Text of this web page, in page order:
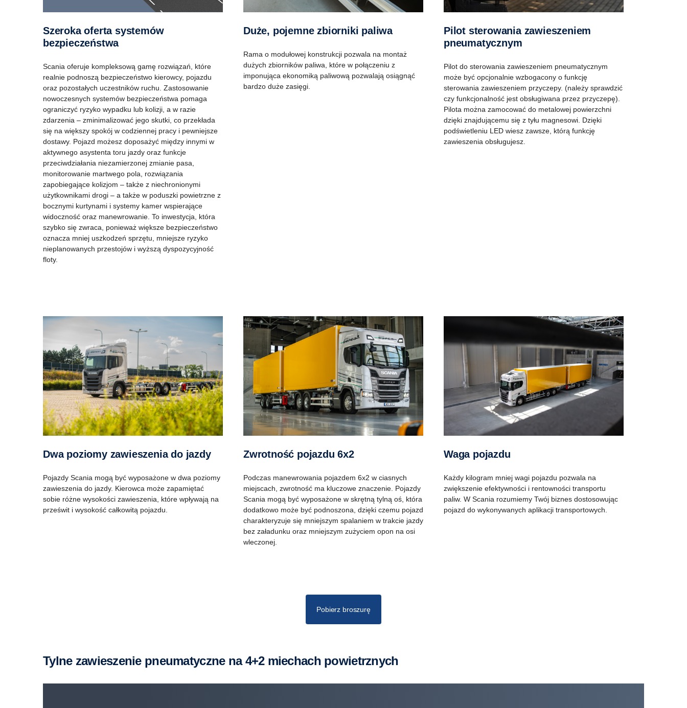
Szeroka oferta systemów
bezpieczeństwa
Scania oferuje kompleksową gamę rozwiązań, które
realnie podnoszą bezpieczeństwo kierowcy, pojazdu
oraz pozostałych uczestników ruchu. Zastosowanie
nowoczesnych systemów bezpieczeństwa pomaga
ograniczyć ryzyko wypadku lub kolizji, a w razie
zdarzenia – zminimalizować jego skutki, co przekłada
się na większy spokój w codziennej pracy i pewniejsze
dostawy. Pojazd możesz doposażyć między innymi w
aktywnego asystenta toru jazdy oraz funkcje
przeciwdziałania niezamierzonej zmianie pasa,
monitorowanie martwego pola, rozwiązania
zapobiegające kolizjom – także z niechronionymi
użytkownikami drogi – a także w poduszki powietrzne z
bocznymi kurtynami i systemy kamer wspierające
widoczność oraz manewrowanie. To inwestycja, która
szybko się zwraca, ponieważ większe bezpieczeństwo
oznacza mniej uszkodzeń sprzętu, mniejsze ryzyko
nieplanowanych przestojów i wyższą dyspozycyjność
floty.
Duże, pojemne zbiorniki paliwa
Rama o modułowej konstrukcji pozwala na montaż
dużych zbiorników paliwa, które w połączeniu z
imponująca ekonomiką paliwową pozwalają osiągnąć
bardzo duże zasięgi.
Pilot sterowania zawieszeniem
pneumatycznym
Pilot do sterowania zawieszeniem pneumatycznym
może być opcjonalnie wzbogacony o funkcję
sterowania zawieszeniem przyczepy. (należy sprawdzić
czy funkcjonalność jest obsługiwana przez przyczepę).
Pilota można zamocować do metalowej powierzchni
dzięki znajdującemu się z tyłu magnesowi. Dzięki
podświetleniu LED wiesz zawsze, którą funkcję
zawieszenia obsługujesz.
Dwa poziomy zawieszenia do jazdy
Pojazdy Scania mogą być wyposażone w dwa poziomy
zawieszenia do jazdy. Kierowca może zapamiętać
sobie różne wysokości zawieszenia, które wpływają na
prześwit i wysokość całkowitą pojazdu.
Zwrotność pojazdu 6x2
Podczas manewrowania pojazdem 6x2 w ciasnych
miejscach, zwrotność ma kluczowe znaczenie. Pojazdy
Scania mogą być wyposażone w skrętną tylną oś, która
dodatkowo może być podnoszona, dzięki czemu pojazd
charakteryzuje się mniejszym spalaniem w trakcie jazdy
bez załadunku oraz mniejszym zużyciem opon na osi
wleczonej.
Waga pojazdu
Każdy kilogram mniej wagi pojazdu pozwala na
zwiększenie efektywności i rentowności transportu
paliw. W Scania rozumiemy Twój biznes dostosowując
pojazd do wykonywanych aplikacji transportowych.
Pobierz broszurę
Tylne zawieszenie pneumatyczne na 4+2 miechach powietrznych